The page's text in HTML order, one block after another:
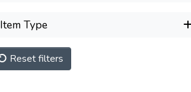
Item Type
Reset filters